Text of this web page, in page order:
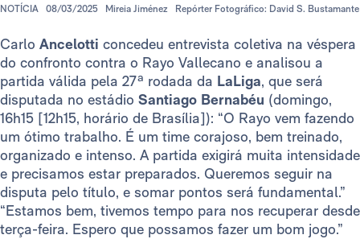
NOTÍCIA 08/03/2025 Mireia Jiménez Repórter Fotográfico: David S. Bustamante
Carlo Ancelotti concedeu entrevista coletiva na véspera
do confronto contra o Rayo Vallecano e analisou a
partida válida pela 27ª rodada da LaLiga, que será
disputada no estádio Santiago Bernabéu (domingo,
16h15 [12h15, horário de Brasília]): “O Rayo vem fazendo
um ótimo trabalho. É um time corajoso, bem treinado,
organizado e intenso. A partida exigirá muita intensidade
e precisamos estar preparados. Queremos seguir na
disputa pelo título, e somar pontos será fundamental.”
“Estamos bem, tivemos tempo para nos recuperar desde
terça-feira. Espero que possamos fazer um bom jogo.”